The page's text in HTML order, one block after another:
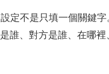
定不是只填一個關鍵
誰、對方是誰、在哪